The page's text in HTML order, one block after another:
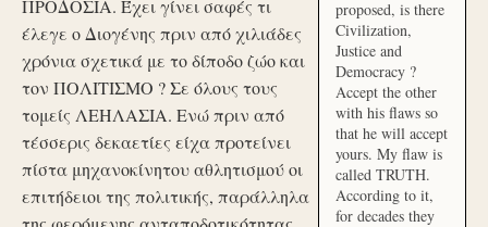
ΠΡΟΔΟΣΙΑ. Έχει γίνει σαφές τι
έλεγε ο Διογένης πριν από χιλιάδες
χρόνια σχετικά με το δίποδο ζώο και
τον ΠΟΛΙΤΙΣΜΟ ? Σε όλους τους
τομείς ΛΕΗΛΑΣΙΑ. Ενώ πριν από
τέσσερις δεκαετίες είχα προτείνει
πίστα μηχανοκίνητου αθλητισμού οι
επιτήδειοι της πολιτικής, παράλληλα
proposed, is there
Civilization,
Justice and
Democracy ?
Accept the other
with his flaws so
that he will accept
yours. My flaw is
called TRUTH.
According to it,
for decades they